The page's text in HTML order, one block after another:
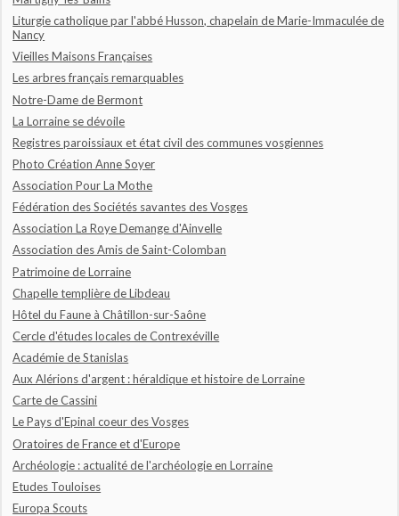
Liturgie catholique par l'abbé Husson, chapelain de Marie-Immaculée de
Nancy
Vieilles Maisons Françaises
Les arbres français remarquables
Notre-Dame de Bermont
La Lorraine se dévoile
Registres paroissiaux et état civil des communes vosgiennes
Photo Création Anne Soyer
Association Pour La Mothe
Fédération des Sociétés savantes des Vosges
Association La Roye Demange d'Ainvelle
Association des Amis de Saint-Colomban
Patrimoine de Lorraine
Chapelle templière de Libdeau
Hôtel du Faune à Châtillon-sur-Saône
Cercle d'études locales de Contrexéville
Académie de Stanislas
Aux Alérions d'argent : héraldique et histoire de Lorraine
Carte de Cassini
Le Pays d'Epinal coeur des Vosges
Oratoires de France et d'Europe
Archéologie : actualité de l'archéologie en Lorraine
Etudes Touloises
Europa Scouts